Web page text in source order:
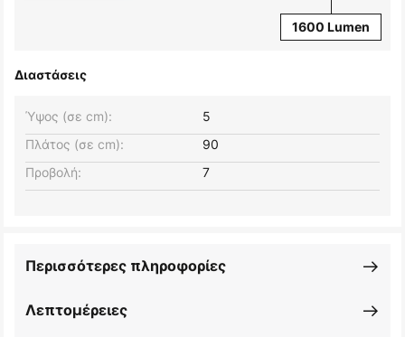
1600 Lumen
Διαστάσεις
Πλάτος (σε cm): 90
Ύψος (σε cm): 5
Προβολή: 7
Λεπτομέρειες
Περισσότερες πληροφορίες